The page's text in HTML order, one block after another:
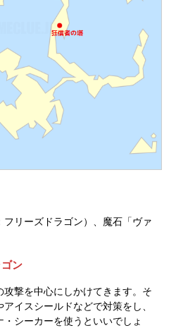
リーズドラゴン）、魔石「ヴァ
ン
撃を中心にしかけてきます。そ
イスシールドなどで対策をし、
シーカーを使うといいでしょ